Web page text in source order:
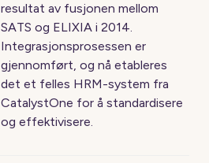
resultat av fusjonen mellom
SATS og ELIXIA i 2014.
Integrasjonsprosessen er
gjennomført, og nå etableres
det et felles HRM-system fra
CatalystOne for å standardisere
og effektivisere.